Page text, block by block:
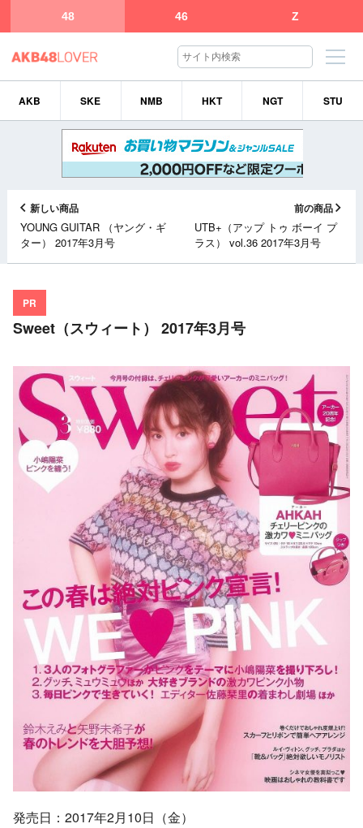
48 46 Z
AKB SKE NMB HKT NGT STU
新しい商品
YOUNG GUITAR （ヤング・ギ
ター） 2017年3月号
前の商品
UTB+（アップ トゥ ボーイ プ
ラス） vol.36 2017年3月号
PR
Sweet（スウィート） 2017年3月号
発売日：2017年2月10日（金）